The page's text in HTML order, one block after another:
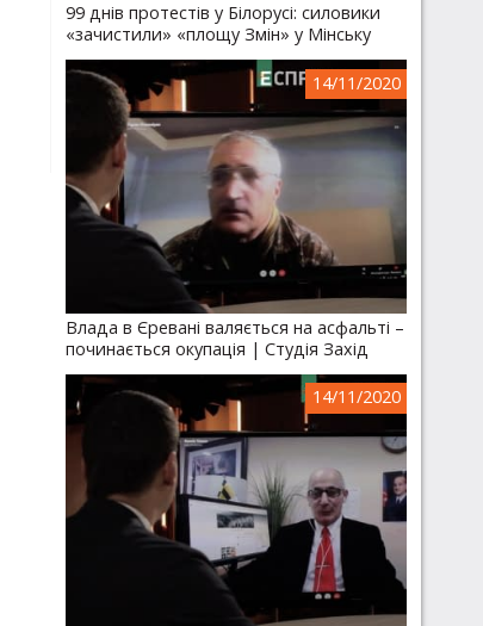
99 днів протестів у Білорусі: силовики
«зачистили» «площу Змін» у Мінську
14/11/2020
Влада в Єревані валяється на асфальті –
починається окупація | Студія Захід
14/11/2020